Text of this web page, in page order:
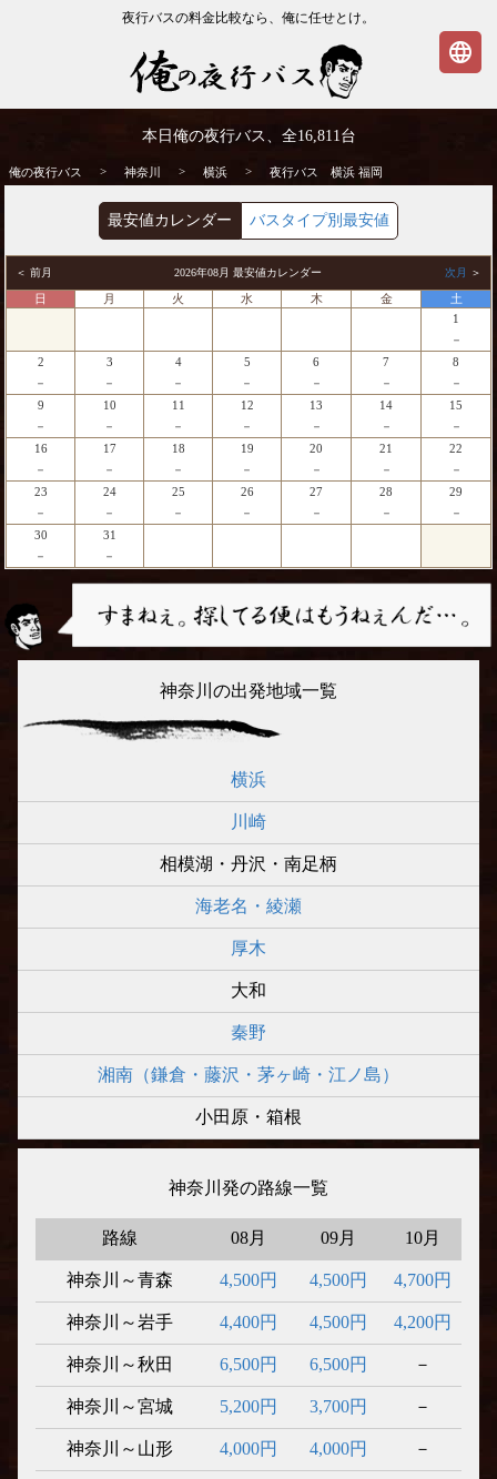
夜行バスの料金比較なら、俺に任せとけ。
夜行バス
本日俺の夜行バス、全16,811台
俺の夜行バス > 神奈川 > 横浜 > 夜行バス 横浜 福岡
最安値カレンダー バスタイプ別最安値
＜ 前月 2026年08月 最安値カレンダー 次月 ＞
日 月 火 水 木 金
土
1
－
2
－
3
－
4
－
5
－
6
－
7
－
8
－
9
－
10
－
11
－
12
－
13
－
14
－
15
－
16
－
17
－
18
－
19
－
20
－
21
－
22
－
23
－
24
－
25
－
26
－
27
－
28
－
29
－
30
－
31
－
神奈川の出発地域一覧
横浜
川崎
相模湖・丹沢・南足柄
海老名・綾瀬
厚木
大和
秦野
湘南（鎌倉・藤沢・茅ヶ崎・江ノ島）
小田原・箱根
神奈川発の路線一覧
路線 08月 09月 10月
神奈川～青森 4,500円 4,500円 4,700円
神奈川～岩手 4,400円 4,500円 4,200円
神奈川～秋田 6,500円 6,500円 －
神奈川～宮城 5,200円 3,700円 －
神奈川～山形 4,000円 4,000円 －
language